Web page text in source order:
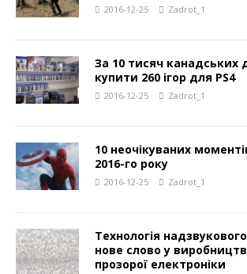
2016-12-25 Zadrot_1
За 10 тисяч канадських
купити 260 ігор для PS4
2016-12-25 Zadrot_1
10 неочікуваних
2016-го року
2016-12-25 Zadrot_1
Технологія
нове слово у
прозорої електроніки